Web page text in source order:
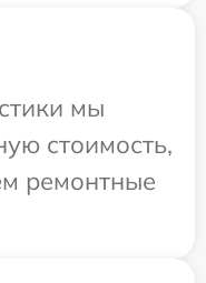
мы
стоимость,
ремонтные